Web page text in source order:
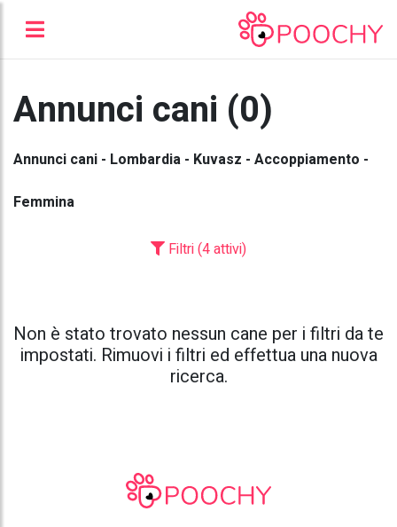
Annunci cani (0)
Annunci cani - Lombardia - Kuvasz - Accoppiamento -
Femmina
Filtri (4 attivi)
Non è stato trovato nessun cane per i filtri da te
impostati. Rimuovi i filtri ed effettua una nuova
ricerca.